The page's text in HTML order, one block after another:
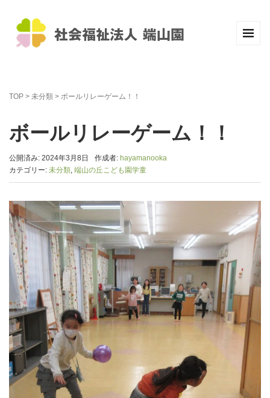
TOP > 未分類 > ボールリレーゲーム！！
ボールリレーゲーム！！
公開済み: 2024年3月8日 作成者: hayamanooka
カテゴリー: 未分類, 端山の丘こども園学童